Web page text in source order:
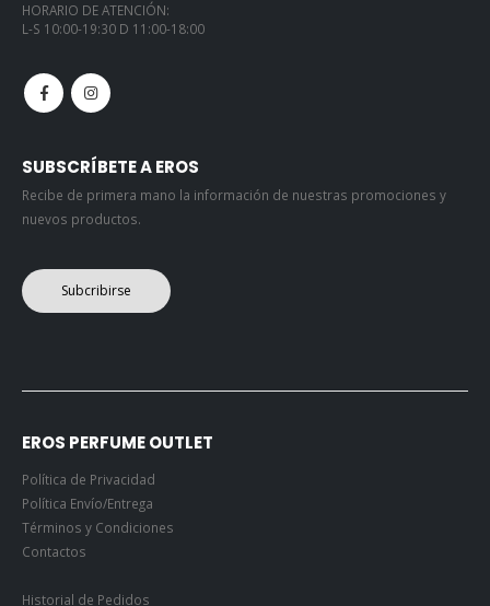
HORARIO DE ATENCIÓN:
L-S 10:00-19:30 D 11:00-18:00
SUBSCRÍBETE A EROS
Recibe de primera mano la información de nuestras promociones y
nuevos productos.
Subcribirse
EROS PERFUME OUTLET
Política de Privacidad
Política Envío/Entrega
Términos y Condiciones
Contactos
Historial de Pedidos